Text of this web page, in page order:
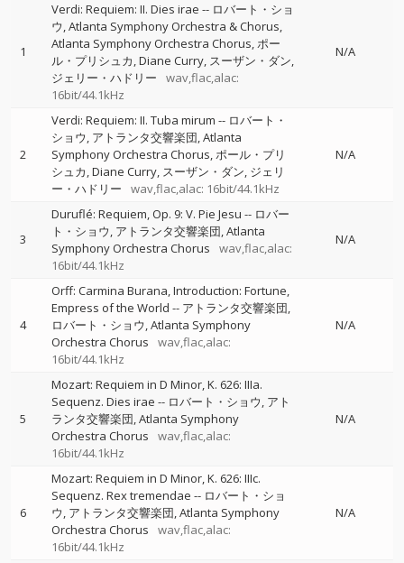
1
Verdi: Requiem: II. Dies irae -- ロバート・ショ
ウ Atlanta Symphony Orchestra & Chorus
Atlanta Symphony Orchestra Chorus ポー
ル・プリシュカ Diane Curry スーザン・ダン
ジェリー・ハドリー
wav,flac,alac:
16bit/44.1kHz
N/A
2
Verdi: Requiem: II. Tuba mirum -- ロバート・
ショウ アトランタ交響楽団 Atlanta
Symphony Orchestra Chorus ポール・プリ
シュカ Diane Curry スーザン・ダン ジェリ
ー・ハドリー
wav,flac,alac: 16bit/44.1kHz
N/A
3
Duruflé: Requiem, Op. 9: V. Pie Jesu -- ロバー
ト・ショウ アトランタ交響楽団 Atlanta
Symphony Orchestra Chorus
wav,flac,alac:
16bit/44.1kHz
N/A
4
Orff: Carmina Burana, Introduction: Fortune,
Empress of the World -- アトランタ交響楽団
ロバート・ショウ Atlanta Symphony
Orchestra Chorus
wav,flac,alac:
16bit/44.1kHz
N/A
5
Mozart: Requiem in D Minor, K. 626: IIIa.
Sequenz. Dies irae -- ロバート・ショウ アト
ランタ交響楽団 Atlanta Symphony
Orchestra Chorus
wav,flac,alac:
16bit/44.1kHz
N/A
6
Mozart: Requiem in D Minor, K. 626: IIIc.
Sequenz. Rex tremendae -- ロバート・ショ
ウ アトランタ交響楽団 Atlanta Symphony
Orchestra Chorus
wav,flac,alac:
16bit/44.1kHz
N/A